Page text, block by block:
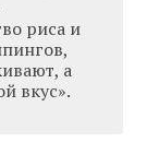
риса и
а
вкус».